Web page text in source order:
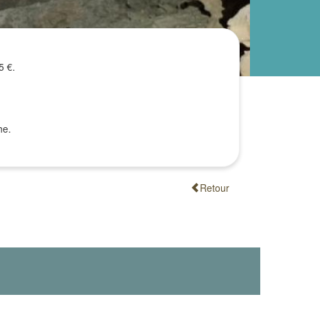
€.
Retour